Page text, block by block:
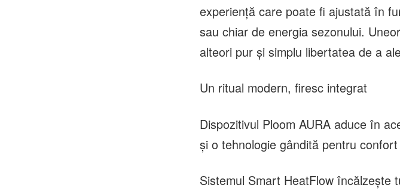
experiență care poate fi ajustată în
sau chiar de energia sezonului.
alteori pur și simplu libertatea de a
Un ritual modern, firesc integrat
Dispozitivul Ploom AURA aduce în
și o tehnologie gândită pentru
Sistemul Smart HeatFlow